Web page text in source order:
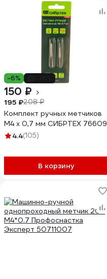
-6%
150 ₽
195 ₽208 ₽
Комплект ручных метчиков
М4 х 0,7 мм СИБРТЕХ 76609
4.4(105)
В корзину